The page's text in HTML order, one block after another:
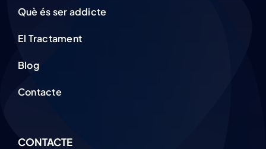
Què és ser addicte
El Tractament
Blog
Contacte
CONTACTE